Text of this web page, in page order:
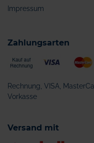
Impressum
Zahlungsarten
Rechnung, VISA,
Vorkasse
Versand mit